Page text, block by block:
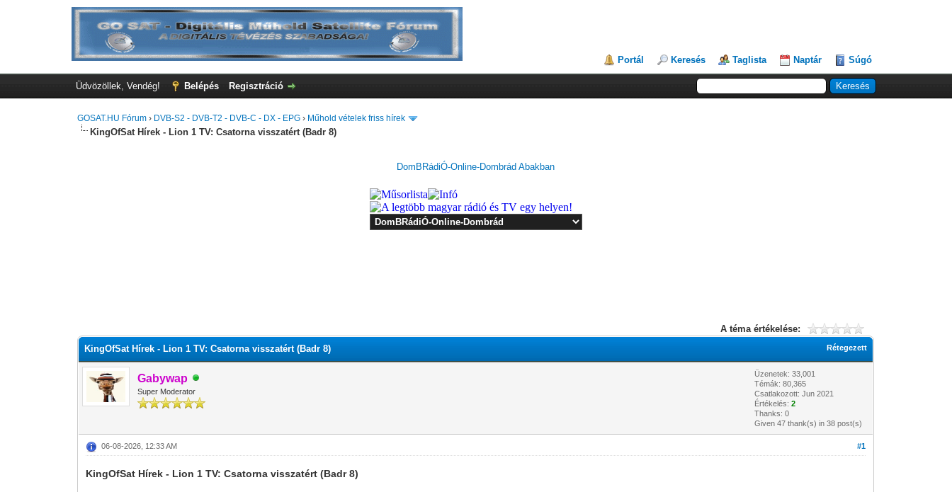
Portál Keresés Taglista Naptár Súgó
Üdvözöllek, Vendég! Belépés Regisztráció
GOSAT.HU Fórum › DVB-S2 - DVB-T2 - DVB-C - DX - EPG › Műhold vételek friss hírek
KingOfSat Hírek - Lion 1 TV: Csatorna visszatért (Badr 8)
DomBRádiÓ-Online-Dombrád Abakban
A téma értékelése:
Rétegezett
KingOfSat Hírek - Lion 1 TV: Csatorna visszatért (Badr 8)
Gabywap
Super Moderator
Üzenetek: 33,001
Témák: 80,365
Csatlakozott: Jun 2021
Értékelés:2
Thanks: 0
Given 47 thank(s) in 38 post(s)
#1
06-08-2026, 12:33 AM
KingOfSat Hírek - Lion 1 TV: Csatorna visszatért (Badr 8)